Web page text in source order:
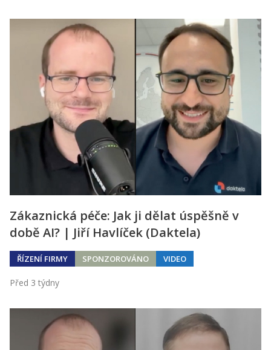
Zákaznická péče: Jak ji dělat úspěšně v
době AI? | Jiří Havlíček (Daktela)
ŘÍZENÍ FIRMY SPONZOROVÁNO VIDEO
Před 3 týdny